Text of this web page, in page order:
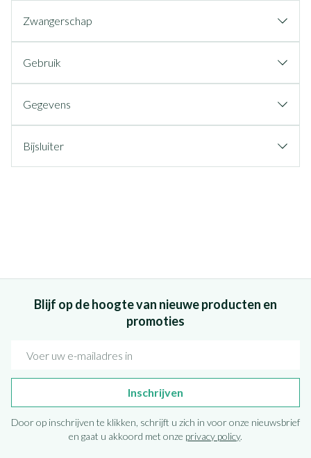
Zwangerschap
Gebruik
Gegevens
Bijsluiter
Blijf op de hoogte van nieuwe producten en
promoties
Inschrijven
Door op inschrijven te klikken, schrijft u zich in voor onze nieuwsbrief
en gaat u akkoord met onze privacy policy.